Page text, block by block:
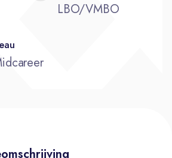
LBO/VMBO